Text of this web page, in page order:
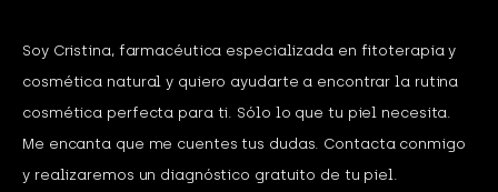
Soy Cristina, farmacéutica especializada en fitoterapia y
cosmética natural y quiero ayudarte a encontrar la rutina
cosmética perfecta para ti. Sólo lo que tu piel necesita.
Me encanta que me cuentes tus dudas. Contacta conmigo
y realizaremos un diagnóstico gratuito de tu piel.